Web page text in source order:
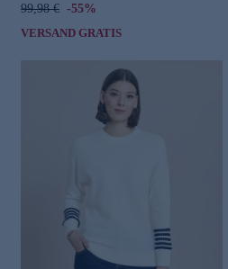
99,98 € -55%
VERSAND GRATIS